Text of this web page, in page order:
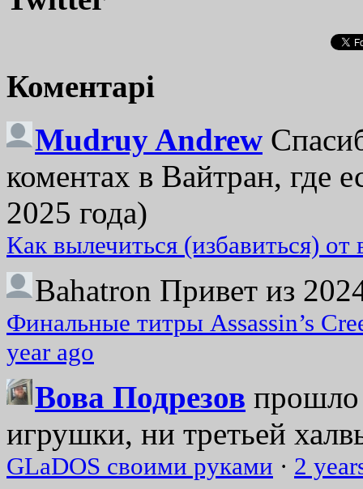
Коментарі
Mudruy Andrew
коментах в Вайтран, где
2025 года)
Как вылечиться (избавиться)
Bahatron Привет из
Финальные титры Assassin’s
year ago
Вова Подрезов прошло
игрушки, ни третьей
GLaDOS своими руками · 2